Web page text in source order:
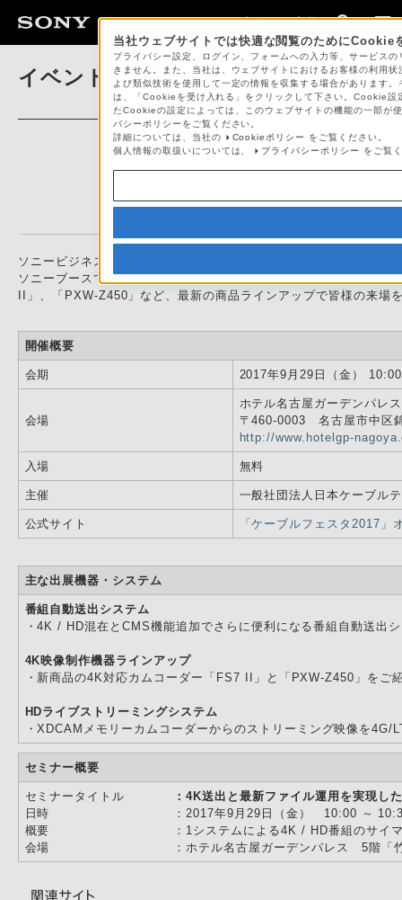
法人のお客様
イベント・セミナー
ソニービジネスソリューションは、「ケーブルフェスタ2017」に出
ソニーブースでは、4K / HD番組送出とCMS機能搭載による最新
II」、「PXW-Z450」など、最新の商品ラインアップで皆様の来場
開催概要
会期 2017年9月29日（金）
会場
ホテル名古屋ガーデンパ
〒460-0003 名古屋市中区
http://www.hotelgp-
入場 無料
主催 一般社団法人日本ケーブル
公式サイト 「ケーブルフェスタ2017
主な出展機器・システム
番組自動送出システム
・4K / HD混在とCMS機能追加でさらに便利になる番組自動送出
4K映像制作機器ラインアップ
・新商品の4K対応カムコーダー「FS7 II」と「PXW-Z450」をご
HDライブストリーミングシステム
・XDCAMメモリーカムコーダーからのストリーミング映像を
セミナー概要
セミナータイトル
：4K送出と最新ファイル運用を実現し
日時
：2017年9月29日（金） 10:00 ～
概要
：1システムによる4K / HD番組のサイ
会場
：ホテル名古屋ガーデンパレス 5階「
当社ウェブサイトでは快適な閲覧のためにCookie
プライバシー設定、ログイン、フォームへの入力等、サービス
きません。また、当社は、ウェブサイトにおけるお客様の利用
よび類似技術を使用して一定の情報を収集する場合があります
は、「Cookieを受け入れる」をクリックして下さい。Cookie
たCookieの設定によっては、このウェブサイトの機能の一部が
バシーポリシーをご覧ください。
詳細については、当社の
Cookieポリシー
をご覧ください。
個人情報の取扱いについては、
プライバシーポリシー をご覧